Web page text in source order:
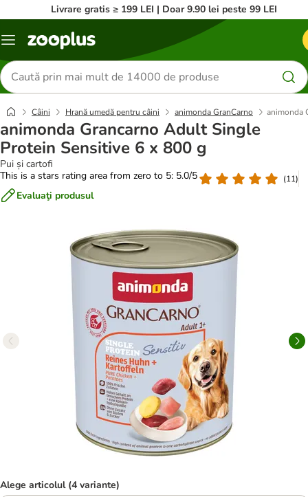
Livrare gratis ≥ 199 LEI | Doar 9.90 lei peste 99 LEI
Categorii
Căutare
produse
Câini Hrană umedă pentru câini animonda GranCarno animonda
animonda Grancarno Adult Single
Protein Sensitive 6 x 800 g
Pui și cartofi
This is a stars rating area from zero to 5: 5.0/5
(11)
Evaluaţi produsul
Alege articolul (4 variante)